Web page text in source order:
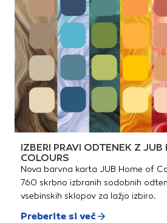
IZBERI PRAVI ODTENEK Z
COLOURS
Nova barvna karta JUB Home of
760 skrbno izbranih sodobnih
vsebinskih sklopov za lažjo izbiro.
Preberite si več